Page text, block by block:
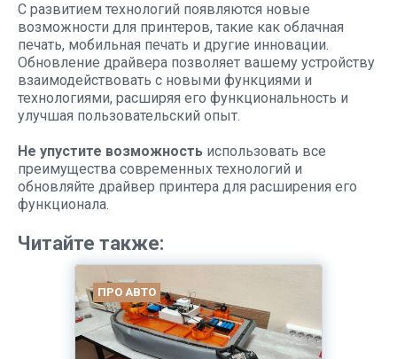
С развитием технологий появляются новые
возможности для принтеров, такие как облачная
печать, мобильная печать и другие инновации.
Обновление драйвера позволяет вашему устройству
взаимодействовать с новыми функциями и
технологиями, расширяя его функциональность и
улучшая пользовательский опыт.
Не упустите возможность использовать все
преимущества современных технологий и
обновляйте драйвер принтера для расширения его
функционала.
Читайте также:
ПРО АВТО